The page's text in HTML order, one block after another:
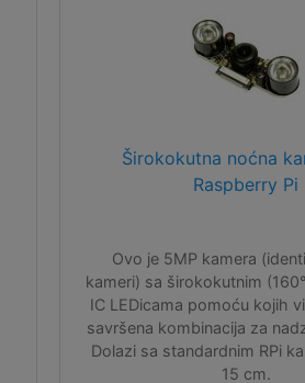
Širokokutna noćna
Raspberry Pi
Ovo je 5MP kamera
kameri) sa širokokutnim
IC LEDicama pomoću kojih
savršena kombinacija za
Dolazi sa standardnim RPi
15 cm.